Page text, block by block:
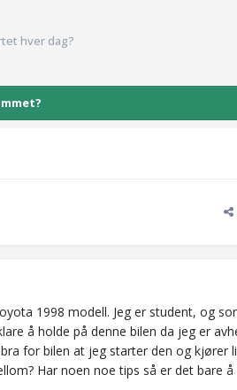
hver dag?
1998 modell. Jeg er student, og
å holde på denne bilen da jeg er
for bilen at jeg starter den og kjører
Har noen noe tips så er det bare